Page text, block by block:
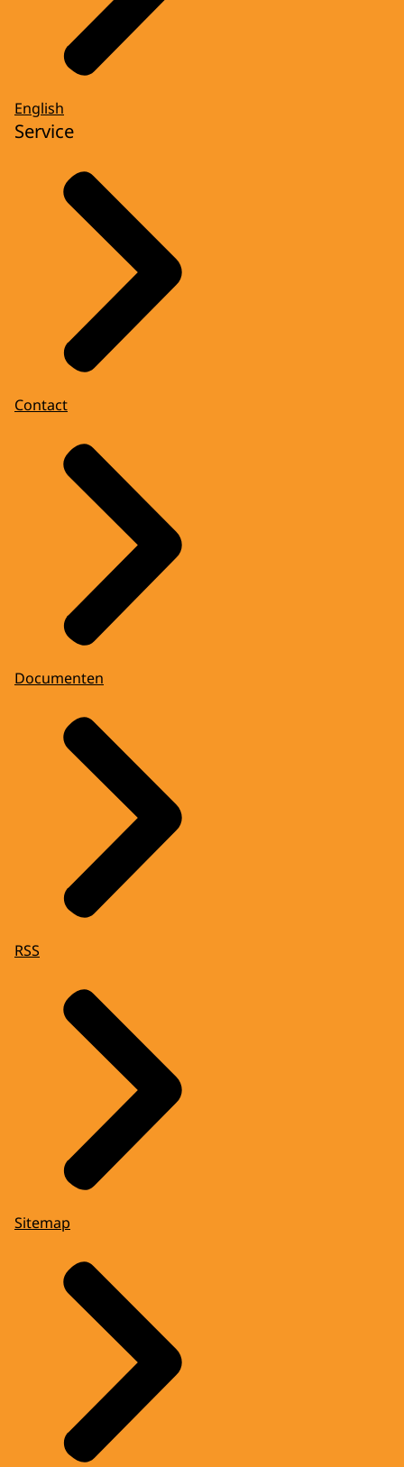
English
Service
Contact
Documenten
RSS
Sitemap